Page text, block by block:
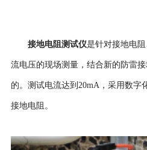
接地电阻测试仪是针对接地电
流电压的现场测量，结合新的防雷
的。测试电流达到20mA，采用数字
接地电阻。